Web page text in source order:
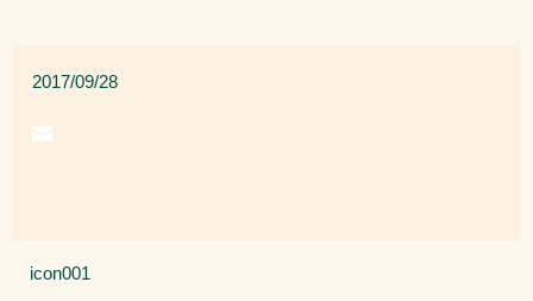
2017/09/28
icon001